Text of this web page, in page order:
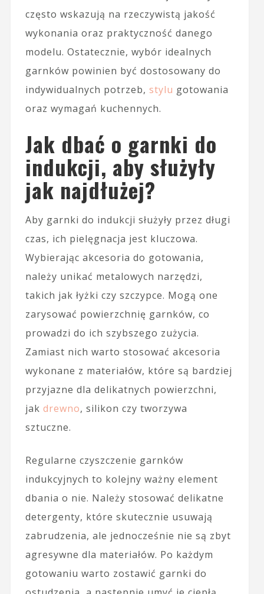
często wskazują na rzeczywistą jakość
wykonania oraz praktyczność danego
modelu. Ostatecznie, wybór idealnych
garnków powinien być dostosowany do
indywidualnych potrzeb, stylu gotowania
oraz wymagań kuchennych.
Jak dbać o garnki do
indukcji, aby służyły
jak najdłużej?
Aby garnki do indukcji służyły przez długi
czas, ich pielęgnacja jest kluczowa.
Wybierając akcesoria do gotowania,
należy unikać metalowych narzędzi,
takich jak łyżki czy szczypce. Mogą one
zarysować powierzchnię garnków, co
prowadzi do ich szybszego zużycia.
Zamiast nich warto stosować akcesoria
wykonane z materiałów, które są bardziej
przyjazne dla delikatnych powierzchni,
jak drewno, silikon czy tworzywa
sztuczne.
Regularne czyszczenie garnków
indukcyjnych to kolejny ważny element
dbania o nie. Należy stosować delikatne
detergenty, które skutecznie usuwają
zabrudzenia, ale jednocześnie nie są zbyt
agresywne dla materiałów. Po każdym
gotowaniu warto zostawić garnki do